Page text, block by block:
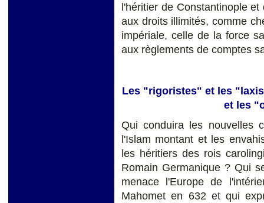
l'héritier de Constantinople
aux droits illimités, comme
impériale, celle de la force
aux règlements de comptes
Les "rigoristes" et les
et les
Qui conduira les nouvelles
l'Islam montant et les
les héritiers des rois
Romain Germanique ? Qui
menace l'Europe de
Mahomet en 632 et qui